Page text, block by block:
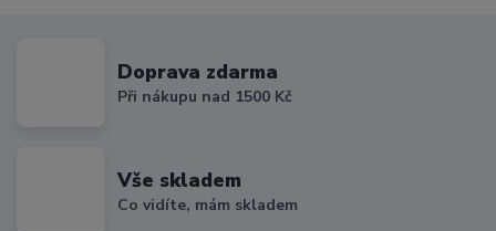
Doprava zdarma
Při nákupu nad 1500 Kč
Vše skladem
Co vidíte, mám skladem